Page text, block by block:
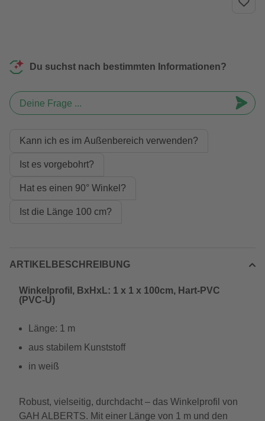
Du suchst nach bestimmten Informationen?
Deine Frage ...
Kann ich es im Außenbereich verwenden?
Ist es vorgebohrt?
Hat es einen 90° Winkel?
Ist die Länge 100 cm?
ARTIKELBESCHREIBUNG
Winkelprofil, BxHxL: 1 x 1 x 100cm, Hart-PVC
(PVC-U)
Länge: 1 m
aus stabilem Kunststoff
in weiß
Robust, vielseitig, durchdacht – das Winkelprofil von
GAH ALBERTS. Mit einer Länge von 1 m und den